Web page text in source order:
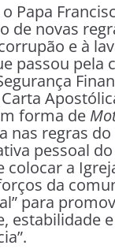
Papa
de novas
e à
passou pela
forma de
nas regras
pessoal
colocar a
da
para
estabilidade e